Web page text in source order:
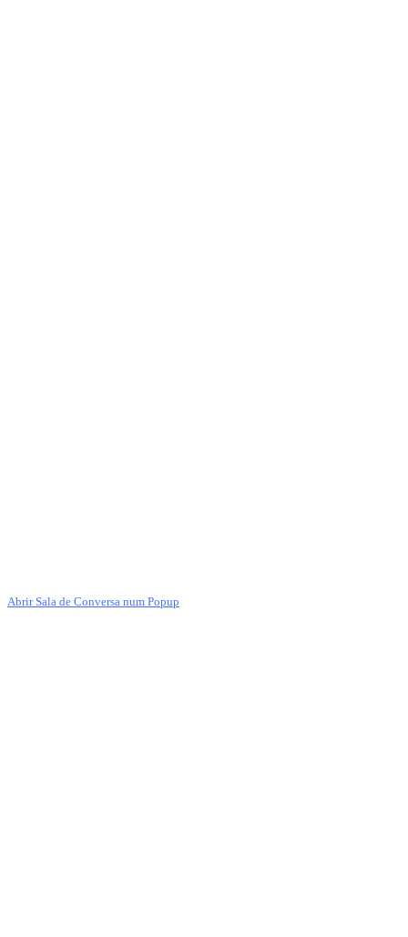
Abrir Sala de Conversa num Popup